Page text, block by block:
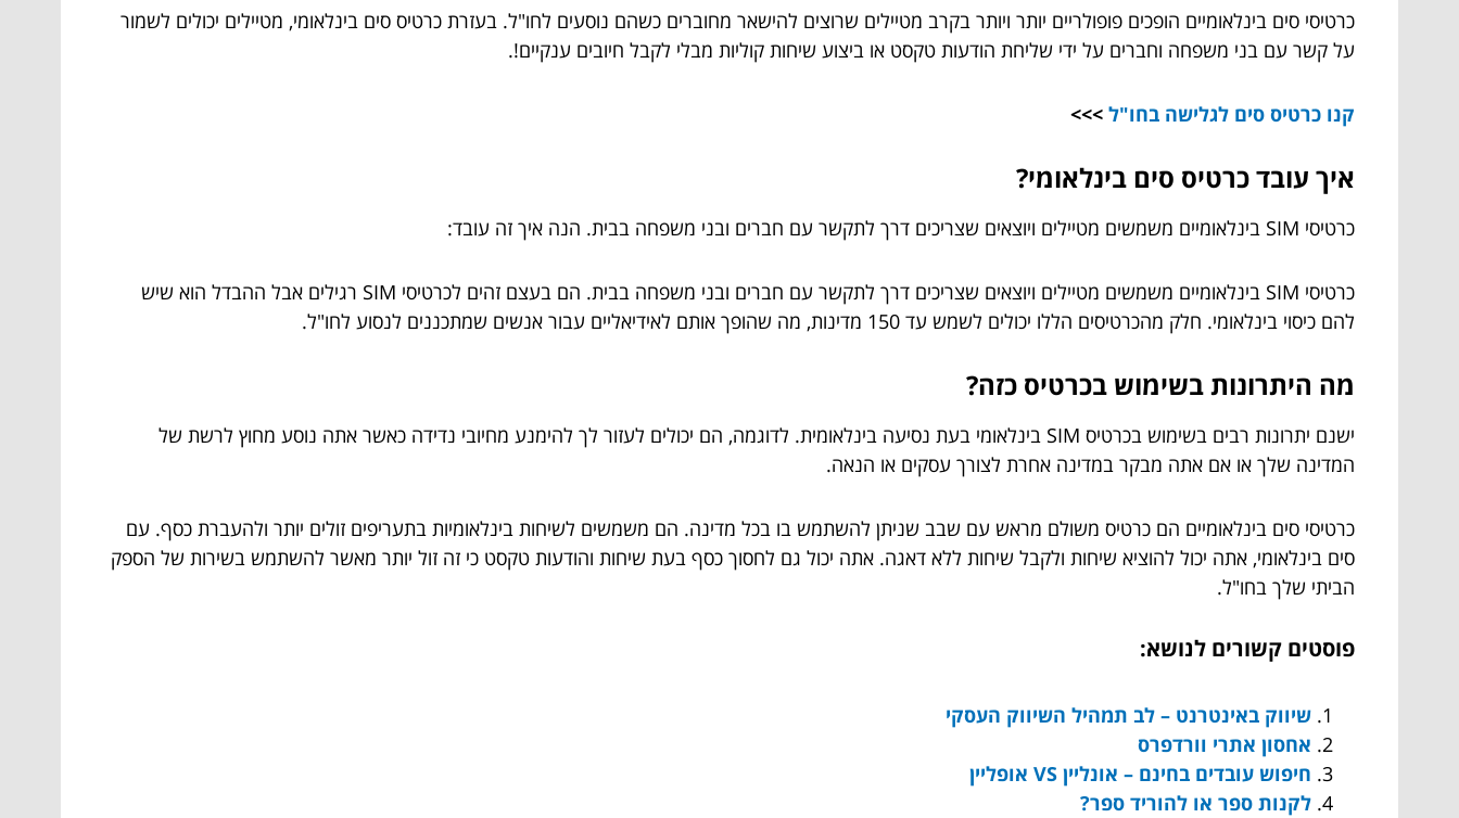
כרטיסי סים בינלאומיים הופכים פופולריים יותר ויותר בקרב מטיילים שרוצים להישאר מחוברים כשהם נוסעים לחו"ל. בעזרת כרטיס סים בינלאומי, מטיילים יכולים לשמור
על קשר עם בני משפחה וחברים על ידי שליחת הודעות טקסט או ביצוע שיחות קוליות מבלי לקבל חיובים ענקיים!.
קנו כרטיס סים לגלישה בחו"ל >>>
איך עובד כרטיס סים בינלאומי?
כרטיסי SIM בינלאומיים משמשים מטיילים ויוצאים שצריכים דרך לתקשר עם חברים ובני משפחה בבית. הנה איך זה עובד:
כרטיסי SIM בינלאומיים משמשים מטיילים ויוצאים שצריכים דרך לתקשר עם חברים ובני משפחה בבית. הם בעצם זהים לכרטיסי SIM רגילים אבל ההבדל הוא שיש
להם כיסוי בינלאומי. חלק מהכרטיסים הללו יכולים לשמש עד 150 מדינות, מה שהופך אותם לאידיאליים עבור אנשים שמתכננים לנסוע לחו"ל.
מה היתרונות בשימוש בכרטיס כזה?
ישנם יתרונות רבים בשימוש בכרטיס SIM בינלאומי בעת נסיעה בינלאומית. לדוגמה, הם יכולים לעזור לך להימנע מחיובי נדידה כאשר אתה נוסע מחוץ לרשת של
המדינה שלך או אם אתה מבקר במדינה אחרת לצורך עסקים או הנאה.
כרטיסי סים בינלאומיים הם כרטיס משולם מראש עם שבב שניתן להשתמש בו בכל מדינה. הם משמשים לשיחות בינלאומיות בתעריפים זולים יותר ולהעברת כסף. עם
סים בינלאומי, אתה יכול להוציא שיחות ולקבל שיחות ללא דאגה. אתה יכול גם לחסוך כסף בעת שיחות והודעות טקסט כי זה זול יותר מאשר להשתמש בשירות של הספק
הביתי שלך בחו"ל.
פוסטים קשורים לנושא:
שיווק באינטרנט – לב תמהיל השיווק העסקי
אחסון אתרי וורדפרס
חיפוש עובדים בחינם – אונליין VS אופליין
לקנות ספר או להוריד ספר?